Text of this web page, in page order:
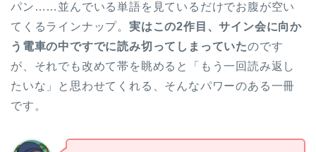
パン……並んでいる単語を見ているだけでお腹が空い
てくるラインナップ。実はこの2作目、サイン会に向か
う電車の中ですでに読み切ってしまっていたのです
が、それでも改めて帯を眺めると「もう一回読み返し
たいな」と思わせてくれる、そんなパワーのある一冊
です。